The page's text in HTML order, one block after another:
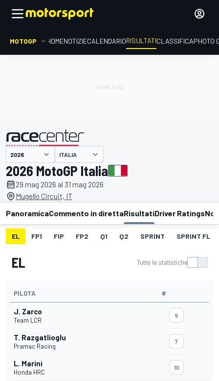
MOTOGP HOMENOTIZIECALENDARIORISULTATICLASSIFICAPHOTO
presentato da ITALIA
2026 MotoGP Italia
29 mag 2026 al 31 mag 2026
Mugello Circuit, IT
PanoramicaCommento in direttaRisultatiDriver Ratings
EL FP1 FIP FP2 Q1 Q2 SPRINT SPRINT FL
EL Tutte le statistiche
PILOTA #
J. Zarco
Team LCR
5
T. Razgatlioglu
Pramac Racing
7
L. Marini
Honda HRC
10